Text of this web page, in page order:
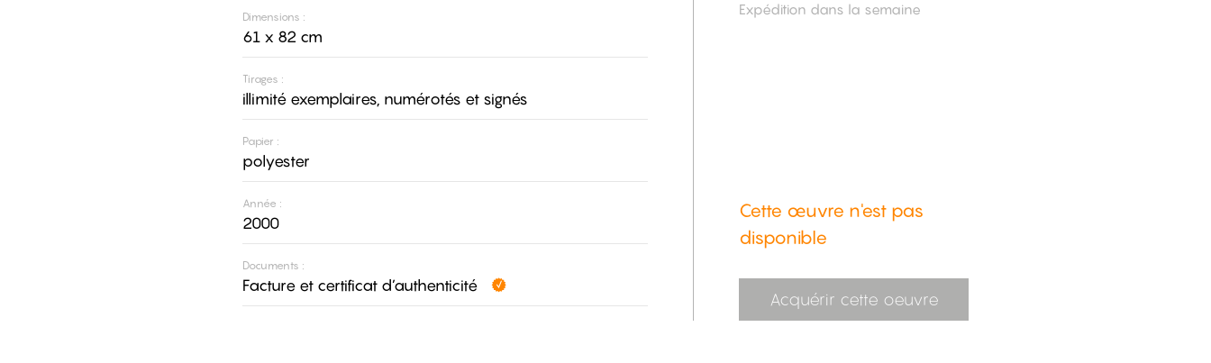
Dimensions :
61 x 82 cm
Tirages :
illimité exemplaires, numérotés et signés
Papier :
polyester
Année :
2000
Documents :
Facture et certificat d’authenticité
Expédition dans la semaine
Cette œuvre n'est pas
disponible
Acquérir cette oeuvre